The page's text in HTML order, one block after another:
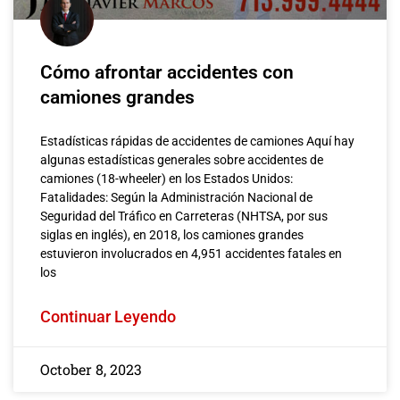
Cómo afrontar accidentes con
camiones grandes
Estadísticas rápidas de accidentes de camiones Aquí hay
algunas estadísticas generales sobre accidentes de
camiones (18-wheeler) en los Estados Unidos:
Fatalidades: Según la Administración Nacional de
Seguridad del Tráfico en Carreteras (NHTSA, por sus
siglas en inglés), en 2018, los camiones grandes
estuvieron involucrados en 4,951 accidentes fatales en
los
Continuar Leyendo
October 8, 2023